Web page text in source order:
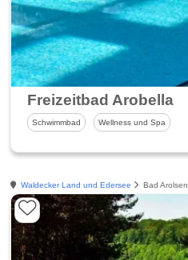
Freizeitbad Arobella
Schwimmbad Wellness und Spa
Waldecker Land und Edersee Bad Arolsen